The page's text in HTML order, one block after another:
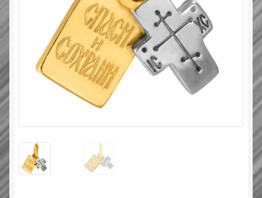
Типовой договор
Контактная информация
О нас
Оплата и доставка
Сертификат